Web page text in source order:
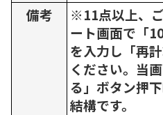
備考
※11点以上、
ート画面で「
を入力し「再
ください。当
る」ボタン押
結構です。